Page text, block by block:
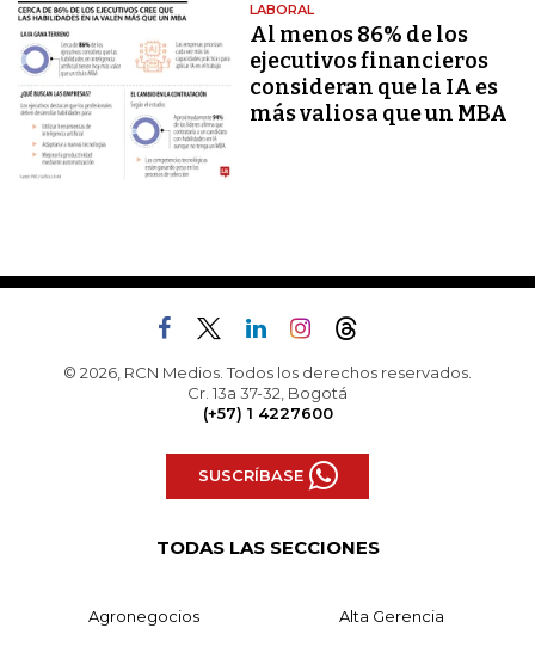
LABORAL
Al menos 86% de los
ejecutivos financieros
consideran que la IA es
más valiosa que un MBA
© 2026, RCN Medios. Todos los derechos reservados.
Cr. 13a 37-32, Bogotá
(+57) 1 4227600
SUSCRÍBASE
TODAS LAS SECCIONES
Agronegocios Alta Gerencia